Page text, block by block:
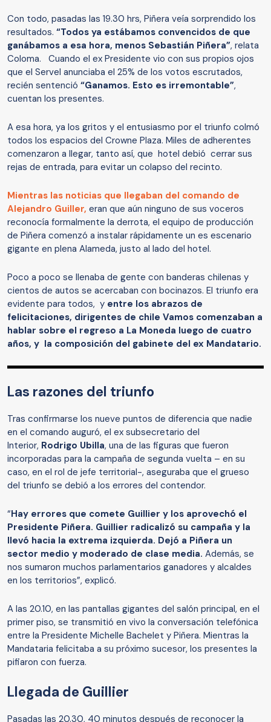
Con todo, pasadas las 19.30 hrs, Piñera veía sorprendido los
resultados. “Todos ya estábamos convencidos de que
ganábamos a esa hora, menos Sebastián Piñera”, relata
Coloma. Cuando el ex Presidente vio con sus propios ojos
que el Servel anunciaba el 25% de los votos escrutados,
recién sentenció “Ganamos. Esto es irremontable”,
cuentan los presentes.
A esa hora, ya los gritos y el entusiasmo por el triunfo colmó
todos los espacios del Crowne Plaza. Miles de adherentes
comenzaron a llegar, tanto así, que hotel debió cerrar sus
rejas de entrada, para evitar un colapso del recinto.
Mientras las noticias que llegaban del comando de
Alejandro Guiller, eran que aún ninguno de sus voceros
reconocía formalmente la derrota, el equipo de producción
de Piñera comenzó a instalar rápidamente un es escenario
gigante en plena Alameda, justo al lado del hotel.
Poco a poco se llenaba de gente con banderas chilenas y
cientos de autos se acercaban con bocinazos. El triunfo era
evidente para todos, y entre los abrazos de
felicitaciones, dirigentes de chile Vamos comenzaban a
hablar sobre el regreso a La Moneda luego de cuatro
años, y la composición del gabinete del ex Mandatario.
Las razones del triunfo
Tras confirmarse los nueve puntos de diferencia que nadie
en el comando auguró, el ex subsecretario del
Interior, Rodrigo Ubilla, una de las figuras que fueron
incorporadas para la campaña de segunda vuelta – en su
caso, en el rol de jefe territorial-, aseguraba que el grueso
del triunfo se debió a los errores del contendor.
“Hay errores que comete Guillier y los aprovechó el
Presidente Piñera. Guillier radicalizó su campaña y la
llevó hacia la extrema izquierda. Dejó a Piñera un
sector medio y moderado de clase media. Además, se
nos sumaron muchos parlamentarios ganadores y alcaldes
en los territorios”, explicó.
A las 20.10, en las pantallas gigantes del salón principal, en el
primer piso, se transmitió en vivo la conversación telefónica
entre la Presidente Michelle Bachelet y Piñera. Mientras la
Mandataria felicitaba a su próximo sucesor, los presentes la
pifiaron con fuerza.
Llegada de Guillier
Pasadas las 20.30, 40 minutos después de reconocer la